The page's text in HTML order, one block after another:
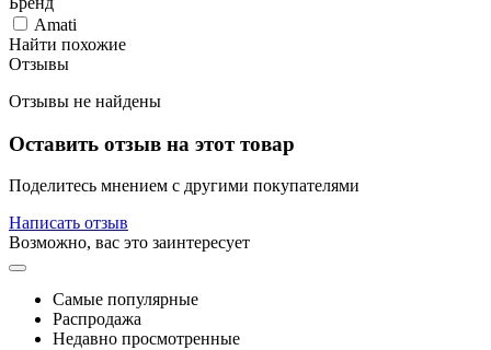
Amati
Найти похожие
Отзывы
Отзывы не найдены
Оставить отзыв на этот товар
Поделитесь мнением с другими покупателями
Написать отзыв
Возможно, вас это заинтересует
Самые популярные
Распродажа
Недавно просмотренные